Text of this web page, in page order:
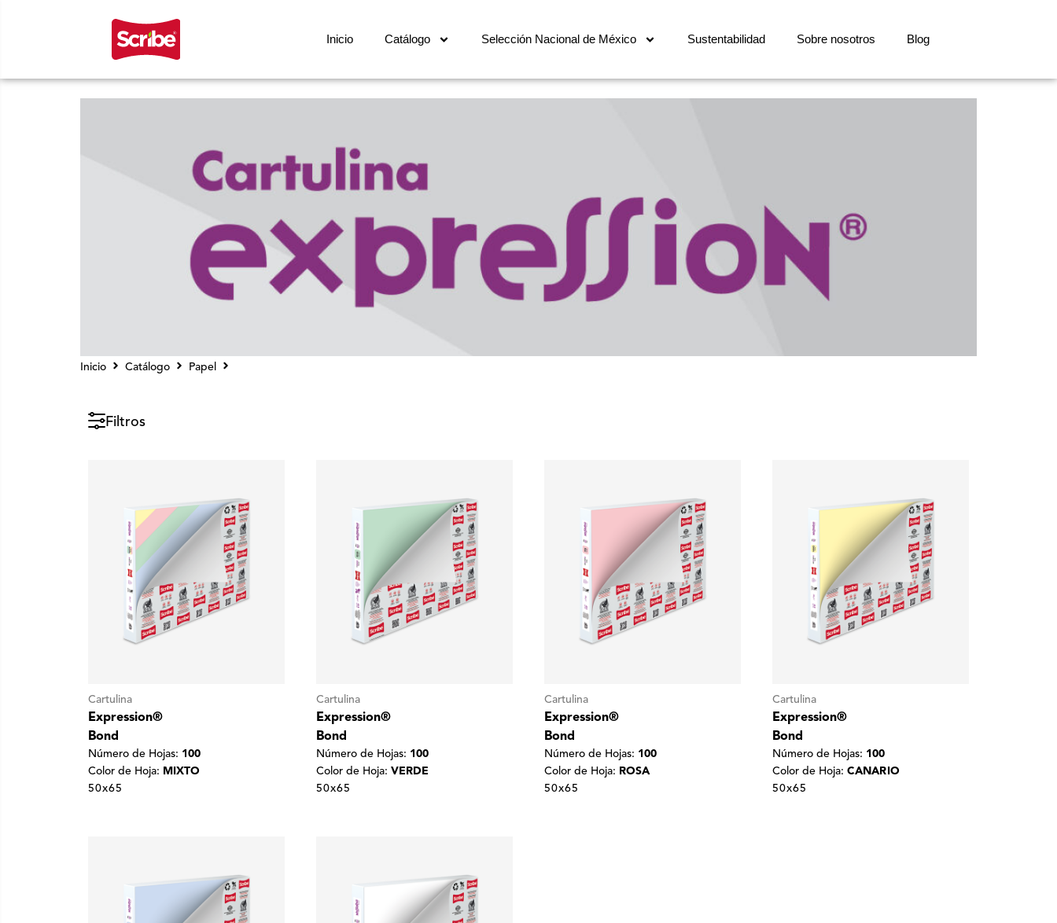
Inicio Catálogo Selección Nacional de México Sustentabilidad Sobre nosotros Blog
Inicio Catálogo Papel
Filtros
Cartulina
Expression®
Bond
Número de Hojas: 100
Color de Hoja: MIXTO
50x65
Cartulina
Expression®
Bond
Número de Hojas: 100
Color de Hoja: VERDE
50x65
Cartulina
Expression®
Bond
Número de Hojas: 100
Color de Hoja: ROSA
50x65
Cartulina
Expression®
Bond
Número de Hojas: 100
Color de Hoja: CANARIO
50x65